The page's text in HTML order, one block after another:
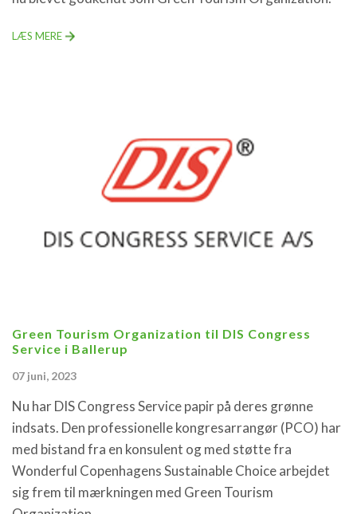
LÆS MERE
Green Tourism Organization til DIS Congress
Service i Ballerup
07 juni, 2023
Nu har DIS Congress Service papir på deres grønne
indsats. Den professionelle kongresarrangør (PCO) har
med bistand fra en konsulent og med støtte fra
Wonderful Copenhagens Sustainable Choice arbejdet
sig frem til mærkningen med Green Tourism